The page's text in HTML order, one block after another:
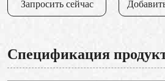
Запросить сейчас
Спецификация